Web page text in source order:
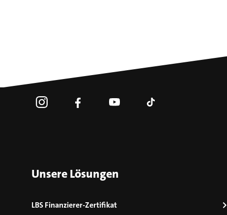
Unsere Lösungen
LBS Finanzierer-Zertifikat